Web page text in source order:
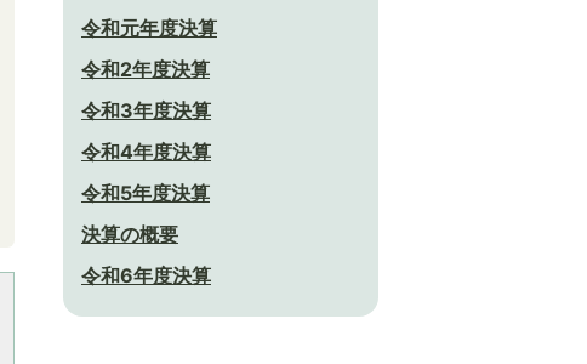
令和元年度決算
令和2年度決算
令和3年度決算
令和4年度決算
令和5年度決算
決算の概要
令和6年度決算